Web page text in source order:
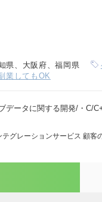
県、大阪府、福岡県
業してもOK
ータに関する開発/・C/
グレーションサービス 顧客